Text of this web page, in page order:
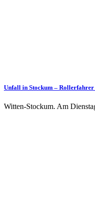
Unfall in Stockum – Rollerfahrer
Witten-Stockum. Am